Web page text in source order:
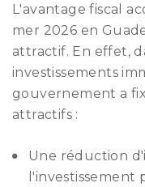
L'avantage fiscal
mer 2026 en
attractif. En effet,
investissements
gouvernement a
attractifs :
Une réduction